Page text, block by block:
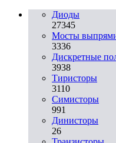
Диоды
27345
Мосты
3336
Дискретные
3938
Тиристоры
3110
Симисторы
991
Динисторы
26